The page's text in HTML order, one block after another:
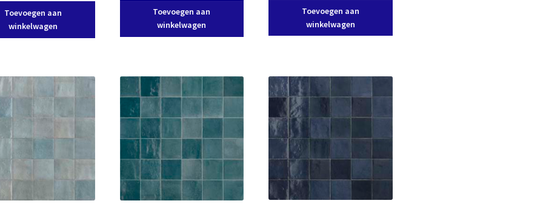
Toevoegen aan
winkelwagen
Toevoegen aan
winkelwagen
Toevoegen aan
winkelwagen